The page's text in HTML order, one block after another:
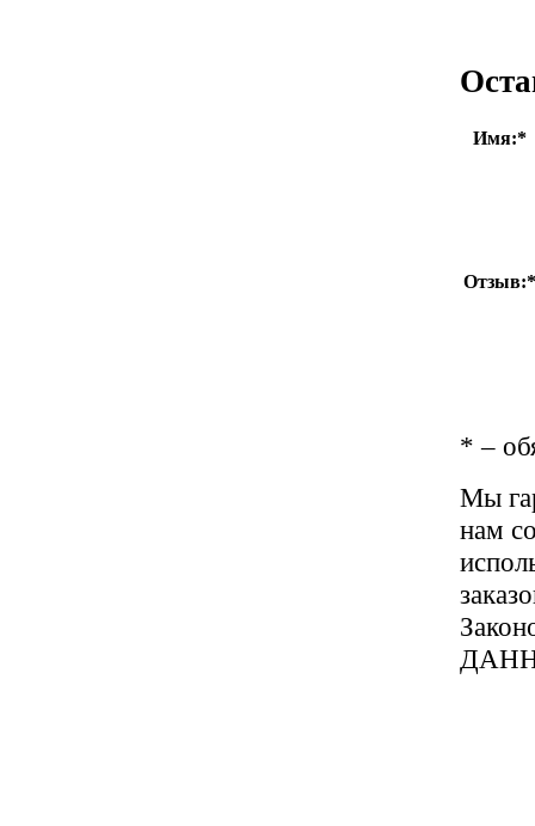
Имя:*
Отзыв:*
* –
Мы
нам